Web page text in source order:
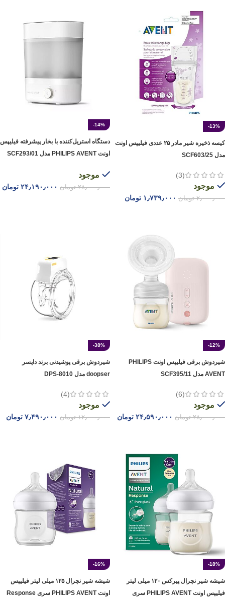
-13%
کیسه ‌ذخیره شیر مادر ۲۵ عددی فیلیپس اونت
مدل SCF603/25
(3)
موجود
۲٫۰۰۰٫۰۰۰ تومان ۱٫۷۳۹٫۰۰۰ تومان
-14%
دستگاه استریل‌کننده با بخار پیشرفته فیلیپس
اونت PHILIPS AVENT مدل SCF293/01
موجود
۲۸٫۰۰۰٫۰۰۰ تومان ۲۴٫۱۹۰٫۰۰۰ تومان
-12%
شیردوش برقی فیلیپس اونت PHILIPS
AVENT مدل SCF395/11
(6)
موجود
۲۸٫۰۰۰٫۰۰۰ تومان ۲۴٫۵۹۰٫۰۰۰ تومان
-38%
شیردوش‌ برقی پوشیدنی برند داپسر
doopser‌‌‌‌‌‌‌‌ مدل DPS-8010
(4)
موجود
۱۲٫۰۰۰٫۰۰۰ تومان ۷٫۴۹۰٫۰۰۰ تومان
-18%
شیشه شیر نچرال پیرکس ۱۲۰ میلی لیتر
فیلیپس اونت PHILIPS AVENT سری
-16%
شیشه شیر نچرال ۱۲۵ میلی لیتر فیلیپس
اونت PHILIPS AVENT سری Response